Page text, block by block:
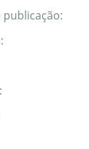
publicação: